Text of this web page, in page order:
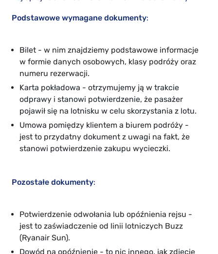
Podstawowe wymagane dokumenty:
Bilet - w nim znajdziemy podstawowe informacje
w formie danych osobowych, klasy podróży oraz
numeru rezerwacji.
Karta pokładowa - otrzymujemy ją w trakcie
odprawy i stanowi potwierdzenie, że pasażer
pojawił się na lotnisku w celu skorzystania z lotu.
Umowa pomiędzy klientem a biurem podróży -
jest to przydatny dokument z uwagi na fakt, że
stanowi potwierdzenie zakupu wycieczki.
Pozostałe dokumenty:
Potwierdzenie odwołania lub opóźnienia rejsu -
jest to zaświadczenie od linii lotniczych Buzz
(Ryanair Sun).
Dowód na opóźnienie - to nic innego, jak zdjęcie